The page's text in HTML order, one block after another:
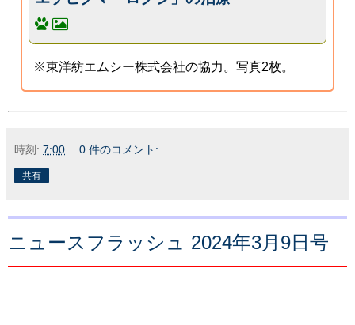
※東洋紡エムシー株式会社の協力。写真2枚。
時刻: 7:00 0 件のコメント:
共有
ニュースフラッシュ 2024年3月9日号